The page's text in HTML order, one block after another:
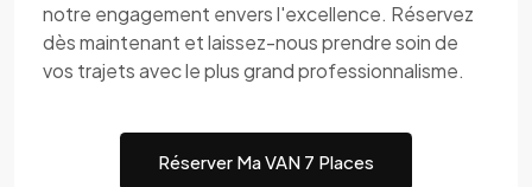
notre engagement envers l'excellence. Réservez
dès maintenant et laissez-nous prendre soin de
vos trajets avec le plus grand professionnalisme.
Réserver Ma VAN 7 Places